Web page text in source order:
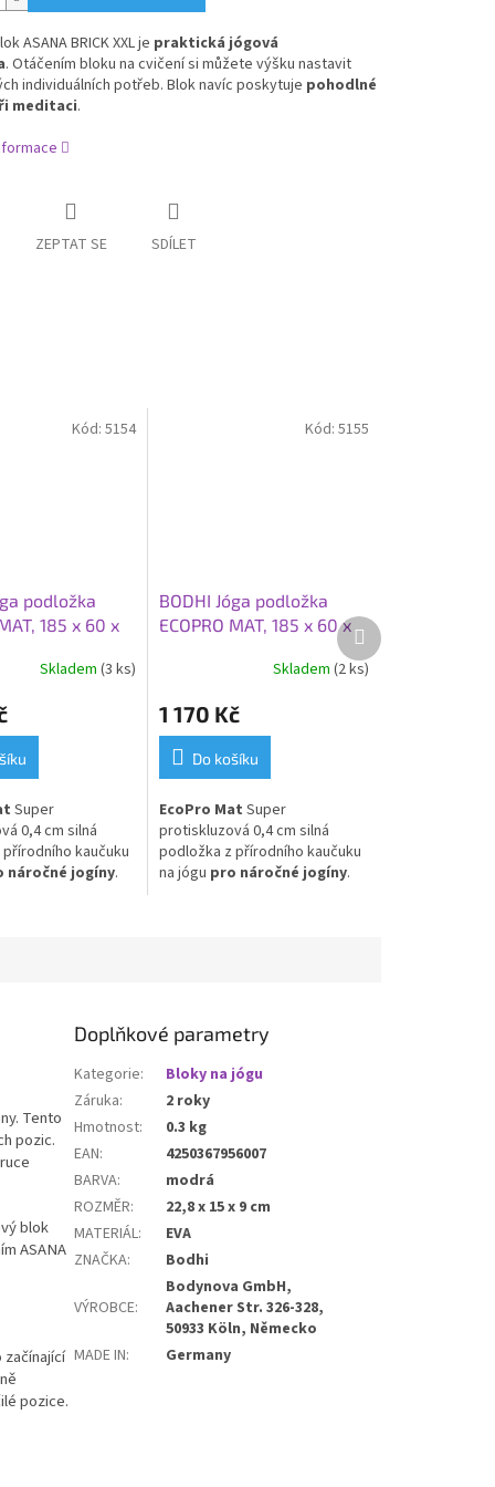
ASANA BRICK XXL je praktická jógová
. Otáčením bloku na cvičení si můžete výšku nastavit
individuálních potřeb. Blok navíc poskytuje pohodlné
meditaci.
ZEPTAT SE SDÍLET
podložka
185 x 60 x
Skladem(3 ks)
Super
0,4 cm silná
kaučuku
náročné jogíny.
Kód:5154
BODHI Jóga podložka
ECOPRO MAT, 185 x 60 x
Skladem (2 ks)
1 170 Kč
Do košíku
EcoPro Mat Super
protiskluzová 0,4 cm silná
podložka z přírodního kaučuku
na jógu pro náročné jogíny.
Kód: 5155
Další
produkt
Tento
pozic.
blok
ASANA
pozice.
Doplňkové parametry
Kategorie:
Bloky na jógu
Záruka:
2 roky
Hmotnost:
0.3 kg
EAN:
4250367956007
BARVA:
modrá
ROZMĚR:
22,8 x 15 x 9 cm
MATERIÁL:
EVA
ZNAČKA: Bodhi
VÝROBCE:
Bodynova GmbH,
Aachener Str. 326-328,
50933 Köln, Německo
MADE IN: Germany